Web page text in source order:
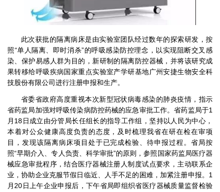
此次获批的隔离病床是由实验室团队经过数年的探索研发，按
照“单人隔离、即时消杀”的呼吸感染防控理念，以实现阻断交叉感
染、保护易感人群为目的，新研制的隔离防控器械，并将该研究成
果转移给呼吸疾病国家重点实验室产学研基地广州安捷生物安全科
技股份有限公司进行注册申报和生产。
省委省政府高度重视本次新型冠状病毒感染的肺炎疫情，指示
省药监局加强对呼吸传染病防控药械的应急审批工作。省药监局于1
月18日成立由分管局长任组长的指导工作组，坚持以人民为中心，
本着对公众健康高度负责的态度，及时梳理我省在研在检在审项
目，发现该隔离病床项目处于已完成检验、待申报过程。省局按
照“早期介入、专人负责、科学审批”的原则，参照国家药监局医疗器
械应急审批程序，结合医疗器械注册人制度试点要求，主动联系企
业，协助企业克服节假日临近、人手不足的困难，加紧注册申报。1
月20日上午企业申报后，下午省局即组织省医疗器械质量监督检验